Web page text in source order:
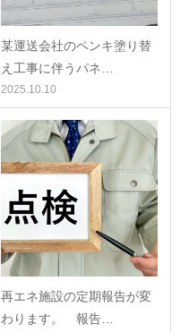
某運送会社のペンキ塗り替
え工事に伴うパネ…
2025.10.10
再エネ施設の定期報告が変
わります。 報告…